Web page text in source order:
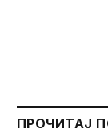
ПРОЧИТАЈ